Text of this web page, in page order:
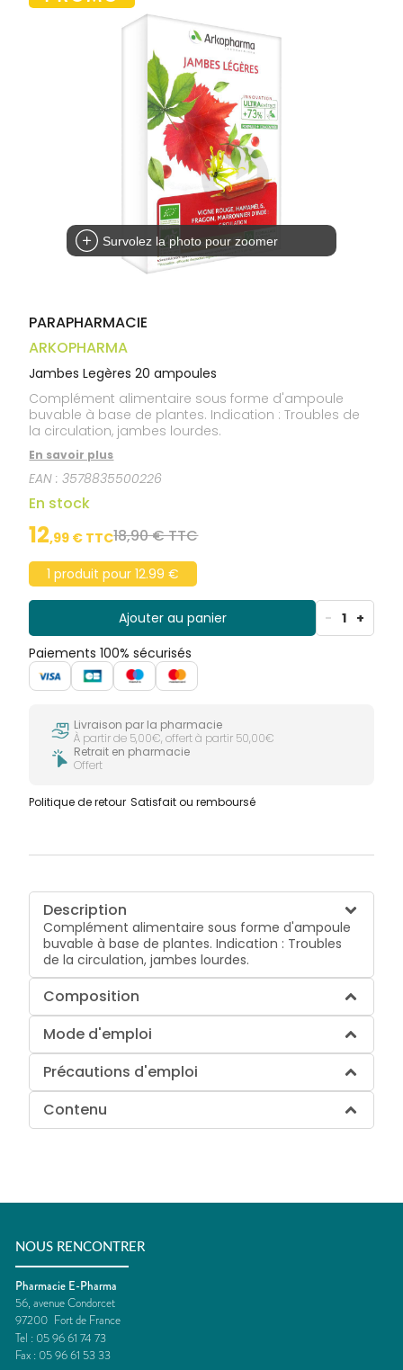
alimentaires
Dispositifs
CHEVEUX
Cheveux
VOTRE
APPLICATION
Survolez la photo pour zoomer
PARAPHARMACIE
ARKOPHARMA
Jambes Legères 20 ampoules
Complément alimentaire sous forme d'ampoule
buvable à base de plantes. Indication : Troubles de
la circulation, jambes lourdes.
En savoir plus
EAN :3578835500226
En stock
12,99 € TTC18,90 € TTC
1 produit pour 12.99 €
Ajouter au panier - 1 +
Paiements 100% sécurisés
Livraison par la pharmacie
À partir de 5,00€, offert à partir 50,00€
Retrait en pharmacie
Offert
Politique de retour Satisfait ou remboursé
Description
Complément alimentaire sous forme d'ampoule
buvable à base de plantes. Indication : Troubles
de la circulation, jambes lourdes.
Composition
Mode d'emploi
Précautions d'emploi
Contenu
NOUS RENCONTRER
Pharmacie E-Pharma
56, avenue Condorcet
97200 Fort de France
Tel : 05 96 61 74 73
Fax : 05 96 61 53 33